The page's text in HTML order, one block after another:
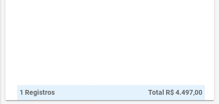
1 Registros Total R$ 4.497,00